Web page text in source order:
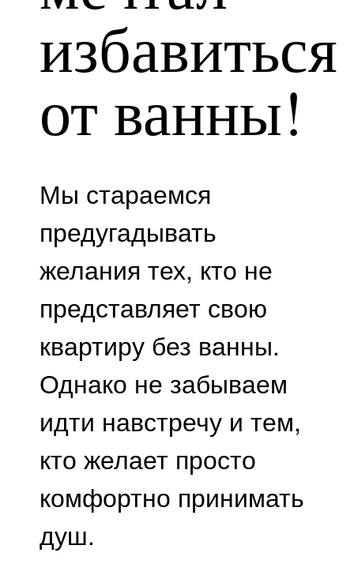
избавиться
от ванны!
Мы стараемся
предугадывать
желания тех, кто не
представляет свою
квартиру без ванны.
Однако не забываем
идти навстречу и тем,
кто желает просто
комфортно принимать
душ.